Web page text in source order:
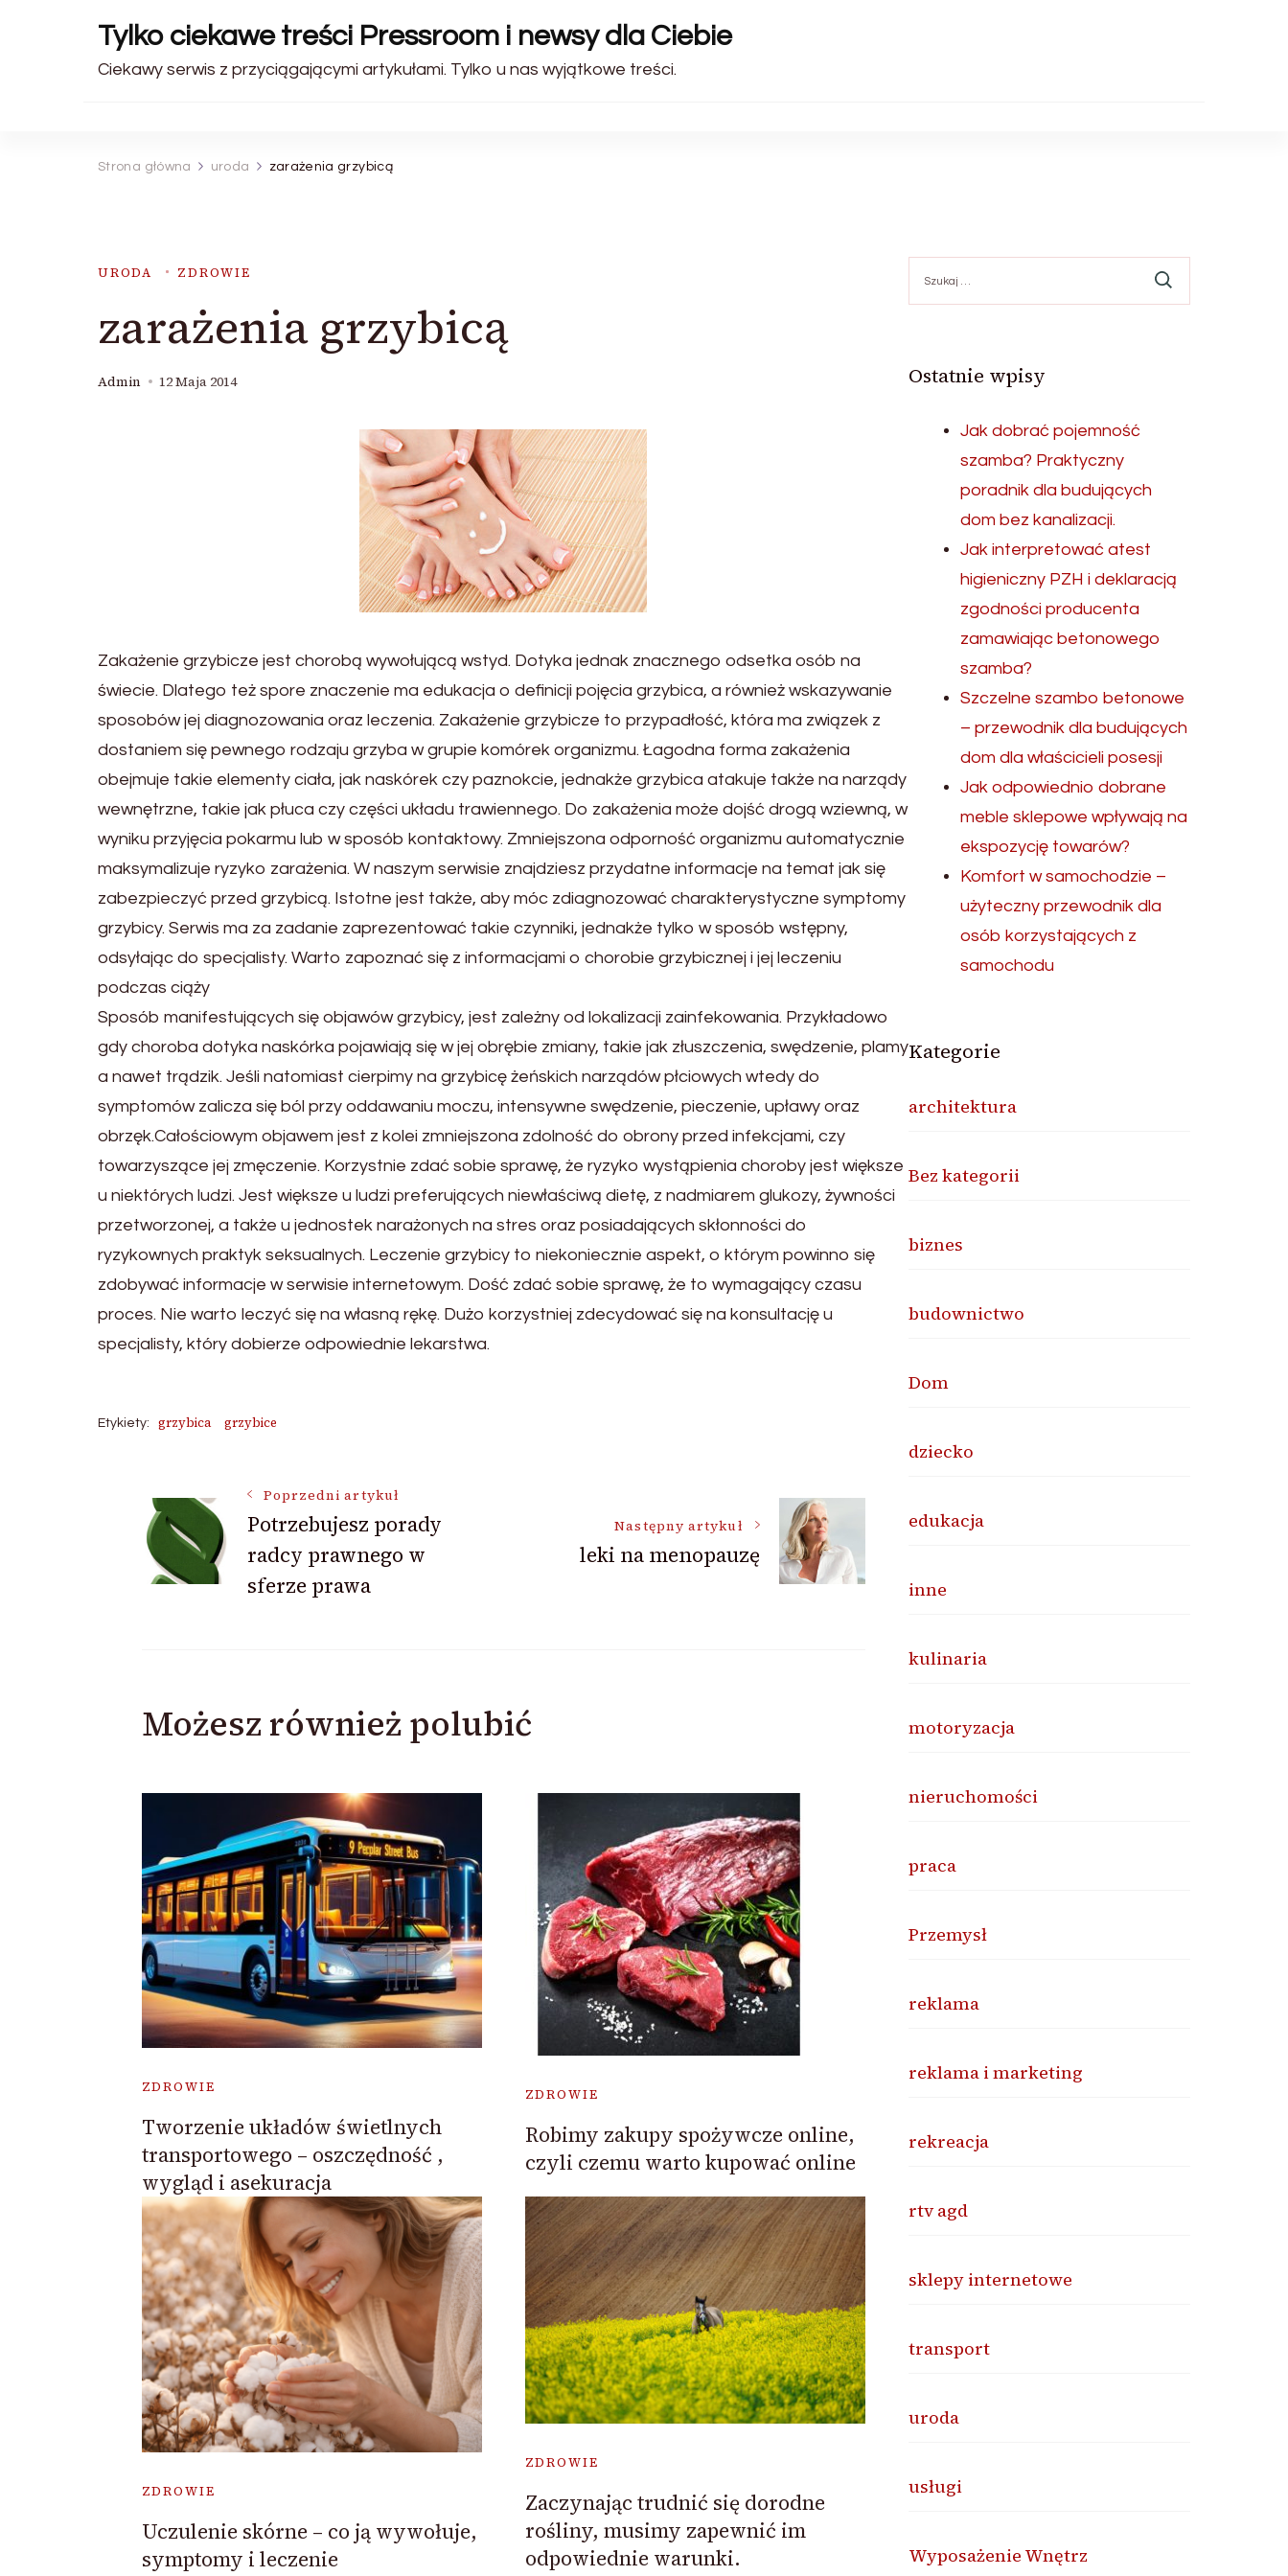
Tylko ciekawe treści Pressroom i newsy dla Ciebie
Ciekawy serwis z przyciągającymi artykułami. Tylko u nas wyjątkowe treści.
Strona główna uroda zarażenia grzybicą
URODA ZDROWIE
zarażenia grzybicą
Admin 12 Maja 2014
Zakażenie grzybicze jest chorobą wywołującą wstyd. Dotyka jednak znacznego odsetka osób na
świecie. Dlatego też spore znaczenie ma edukacja o definicji pojęcia grzybica, a również wskazywanie
sposobów jej diagnozowania oraz leczenia. Zakażenie grzybicze to przypadłość, która ma związek z
dostaniem się pewnego rodzaju grzyba w grupie komórek organizmu. Łagodna forma zakażenia
obejmuje takie elementy ciała, jak naskórek czy paznokcie, jednakże grzybica atakuje także na narządy
wewnętrzne, takie jak płuca czy części układu trawiennego. Do zakażenia może dojść drogą wziewną, w
wyniku przyjęcia pokarmu lub w sposób kontaktowy. Zmniejszona odporność organizmu automatycznie
maksymalizuje ryzyko zarażenia. W naszym serwisie znajdziesz przydatne informacje na temat jak się
zabezpieczyć przed grzybicą. Istotne jest także, aby móc zdiagnozować charakterystyczne symptomy
grzybicy. Serwis ma za zadanie zaprezentować takie czynniki, jednakże tylko w sposób wstępny,
odsyłając do specjalisty. Warto zapoznać się z informacjami o chorobie grzybicznej i jej leczeniu
podczas ciąży
Sposób manifestujących się objawów grzybicy, jest zależny od lokalizacji zainfekowania. Przykładowo
gdy choroba dotyka naskórka pojawiają się w jej obrębie zmiany, takie jak złuszczenia, swędzenie, plamy
a nawet trądzik. Jeśli natomiast cierpimy na grzybicę żeńskich narządów płciowych wtedy do
symptomów zalicza się ból przy oddawaniu moczu, intensywne swędzenie, pieczenie, upławy oraz
obrzęk.Całościowym objawem jest z kolei zmniejszona zdolność do obrony przed infekcjami, czy
towarzyszące jej zmęczenie. Korzystnie zdać sobie sprawę, że ryzyko wystąpienia choroby jest większe
u niektórych ludzi. Jest większe u ludzi preferujących niewłaściwą dietę, z nadmiarem glukozy, żywności
przetworzonej, a także u jednostek narażonych na stres oraz posiadających skłonności do
ryzykownych praktyk seksualnych. Leczenie grzybicy to niekoniecznie aspekt, o którym powinno się
zdobywać informacje w serwisie internetowym. Dość zdać sobie sprawę, że to wymagający czasu
proces. Nie warto leczyć się na własną rękę. Dużo korzystniej zdecydować się na konsultację u
specjalisty, który dobierze odpowiednie lekarstwa.
Etykiety: grzybica grzybice
Nawigacja
wpisu
Poprzedni artykuł
Potrzebujesz porady
radcy prawnego w
sferze prawa
Następny artykuł
leki na menopauzę
Możesz również polubić
ZDROWIE
Tworzenie układów świetlnych
transportowego – oszczędność ,
wygląd i asekuracja
ZDROWIE
Robimy zakupy spożywcze online,
czyli czemu warto kupować online
ZDROWIE
Uczulenie skórne – co ją wywołuje,
symptomy i leczenie
ZDROWIE
Zaczynając trudnić się dorodne
rośliny, musimy zapewnić im
odpowiednie warunki.
Ostatnie wpisy
Jak dobrać pojemność
szamba? Praktyczny
poradnik dla budujących
dom bez kanalizacji.
Jak interpretować atest
higieniczny PZH i deklaracją
zgodności producenta
zamawiając betonowego
szamba?
Szczelne szambo betonowe
– przewodnik dla budujących
dom dla właścicieli posesji
Jak odpowiednio dobrane
meble sklepowe wpływają na
ekspozycję towarów?
Komfort w samochodzie –
użyteczny przewodnik dla
osób korzystających z
samochodu
Kategorie
architektura
Bez kategorii
biznes
budownictwo
Dom
dziecko
edukacja
inne
kulinaria
motoryzacja
nieruchomości
praca
Przemysł
reklama
reklama i marketing
rekreacja
rtv agd
sklepy internetowe
transport
uroda
usługi
Wyposażenie Wnętrz